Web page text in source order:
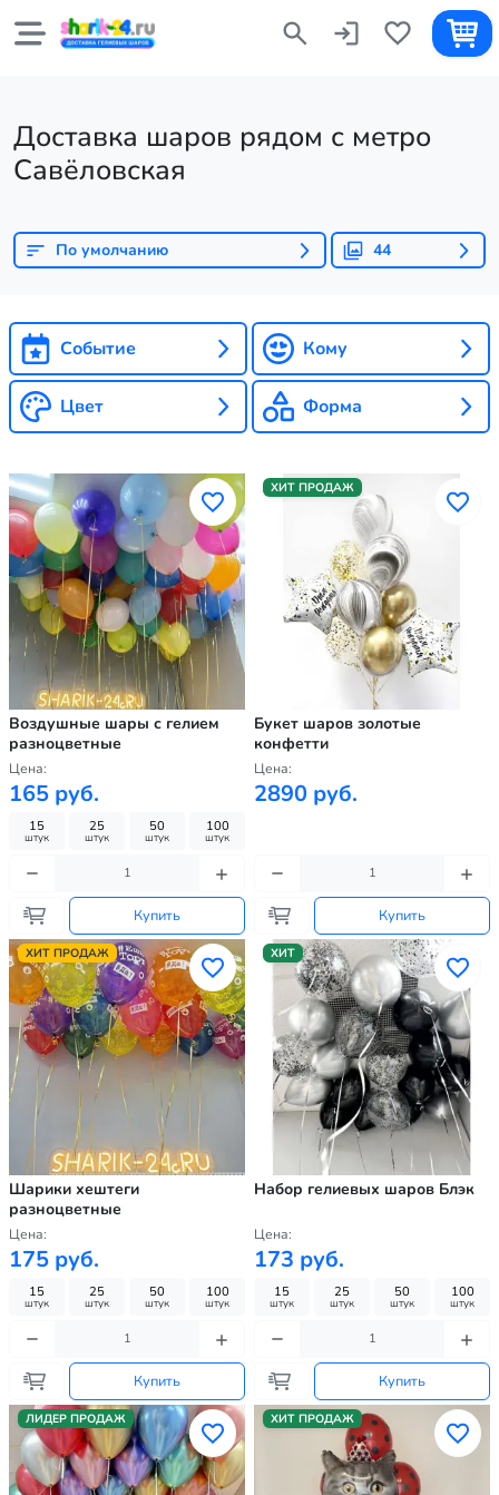
Доставка шаров рядом с метро
Савёловская
По умолчанию 44
Событие Кому
Цвет Форма
Воздушные шары с гелием
разноцветные
Цена:
165 руб.
15
штук
25
штук
50
штук
100
штук
Купить
ХИТ ПРОДАЖ
Букет шаров золотые
конфетти
Цена:
2890 руб.
Купить
ХИТ ПРОДАЖ
Шарики хештеги
разноцветные
Цена:
175 руб.
15
штук
25
штук
50
штук
100
штук
Купить
ХИТ
Набор гелиевых шаров Блэк
Цена:
173 руб.
15
штук
25
штук
50
штук
100
штук
Купить
ЛИДЕР ПРОДАЖ ХИТ ПРОДАЖ